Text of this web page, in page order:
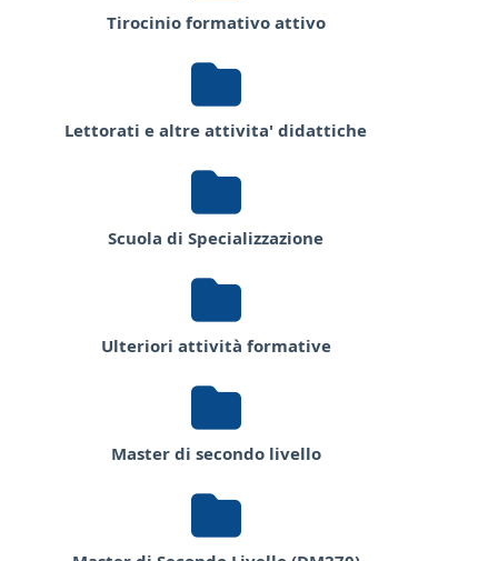
Tirocinio formativo attivo
Lettorati e altre attivita' didattiche
Scuola di Specializzazione
Ulteriori attività formative
Master di secondo livello